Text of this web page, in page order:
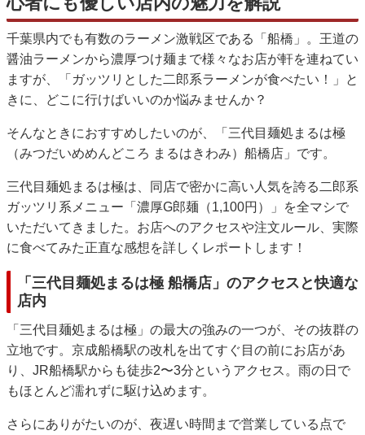
千葉県内でも有数のラーメン激戦区である「船橋」。王道の
醤油ラーメンから濃厚つけ麺まで様々なお店が軒を連ねてい
ますが、「ガッツリとした二郎系ラーメンが食べたい！」と
きに、どこに行けばいいのか悩みませんか？
そんなときにおすすめしたいのが、「三代目麺処まるは極
（みつだいめめんどころ まるはきわみ）船橋店」です。
三代目麺処まるは極は、同店で密かに高い人気を誇る二郎系
ガッツリ系メニュー「濃厚G郎麺（1,100円）」を全マシで
いただいてきました。お店へのアクセスや注文ルール、実際
に食べてみた正直な感想を詳しくレポートします！
「三代目麺処まるは極 船橋店」のアクセスと快適な
店内
「三代目麺処まるは極」の最大の強みの一つが、その抜群の
立地です。京成船橋駅の改札を出てすぐ目の前にお店があ
り、JR船橋駅からも徒歩2〜3分というアクセス。雨の日で
もほとんど濡れずに駆け込めます。
さらにありがたいのが、夜遅い時間まで営業している点で